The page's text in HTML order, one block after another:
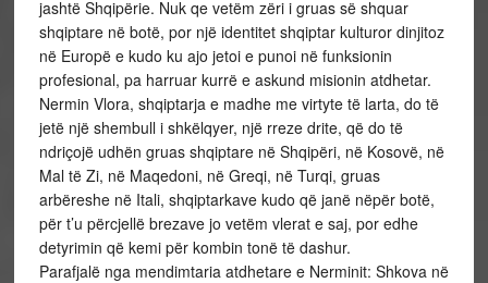
jashtë Shqipërie. Nuk qe vetëm zëri i gruas së shquar
shqiptare në botë, por një identitet shqiptar kulturor dinjitoz
në Europë e kudo ku ajo jetoi e punoi në funksionin
profesional, pa harruar kurrë e askund misionin atdhetar.
Nermin Vlora, shqiptarja e madhe me virtyte të larta, do të
jetë një shembull i shkëlqyer, një rreze drite, që do të
ndriçojë udhën gruas shqiptare në Shqipëri, në Kosovë, në
Mal të Zi, në Maqedoni, në Greqi, në Turqi, gruas
arbëreshe në Itali, shqiptarkave kudo që janë nëpër botë,
për t’u përcjellë brezave jo vetëm vlerat e saj, por edhe
detyrimin që kemi për kombin tonë të dashur.
Parafjalë nga mendimtaria atdhetare e Nerminit: Shkova në Itali dhe unë. Refugjat si shumë e shumë shqiptarë. Domethënë njeri ilegal, me numër, pa emër (i palegalizuar). Shumë shpejt u rrita në përgjegjësi…U bëra emigrant! Njeri me emër. Legal. Punoja. Mirë. Në L’Aquila (capoluogo di Abruzzo). Jeruzalemi i Italisë (Në një trajtë tjetër). Si Qytet i Tërmetit, u njoh pas gjëmës së 6 prillit 1999 . Me punë e mirësjellje, krijova respekt. Dhashë e mora mirësi. Doke. Traditë. Me sjellje qytetare. Si njerëzit. (Ndoshta po hiqja sadopak, aq sa mundesha e sa më takonte imazhin e “bishtit pas” që na kishin vënë ca nga të huajt dikur dhe, për dreq, ca nga tanët u dolën në shteg, duke i bërë iso këtij avazi të lodhur). Me Nerminin flisja shpesh, por rrallë shkoja në Romë. Kur shkova për herë të parë në apartamentin e tyre, në periferitë e qeta, magjike e me katër stinë të gjelbra, në zonën Via Gramsci, Villa Borghese, Nr.7 – jam mrekulluar dhe kam përjetuar një ndjenjë krenarie të shkallës sipërore. Jo vetëm nga mikpritja e nderimi që më bënë, sikur unë, një copë shkëmb ende i palatuar mirë e zbritur nga malet e Tërbaçit, të isha djali i tyre apo një mik i madh; jo vetëm nga biblioteka e madhe, me libra të vjetër, të rinj, të rrallë, enciklopedi, antikuarë, në gjuhën shqipe, në shumë gjuhë të botës; jo vetëm se Nermini fliste shkëlqyeshëm një gjuhë të kulluar shqipe, që vetë Naim Frashëri do ta kishte si modelin më të pastër të bukurzanimit (të shqiptimit, të tingëllimit) të shqipes; jo vetëm se Renco (i shoqi, Renzo) e kuptonte gjuhën shqipe shumë, shumë mirë dhe e fliste shqipen mirë, jo keq duke qeshur me dëlirësi; por për ç’ka do t’ju rrëfej: Sallonin e pritjes e kishin në formë drejtkëndëshi, aty te nëntëdhjetë, njëqind metër katrorë. Një parantezë. Unë, në shtëpinë time, mbaj varur në mur fotografinë e prindërive, kur kanë qenë të rinj. Fotografitë e tjera të familjarëve, të të afërmve i mbaj në album. Edhe fotografinë e vjehrrit në album e mbaj. Nuk e di si veproni ju. Kthehemi në Romë. Te Renzo. Te Nermini. Sa u futa brenda, shkëlqente salloni i bardhë e i gjatë nga harmonia e kontrasteve të gjetura. Po më shumë shkëlqente shpirti tyre. Më shkuan sytë në fund të sallonit. Përtej. Në ballë. Majtas sipër portreti i Gjergj Kastriot -Skënderbeut. Djathtas sipër portreti i Ismail Qemalit. Piktura të mëdha. Unë përjetova emocione të fuqishme krenarie, por edhe psikologjia ime (provincialitet shqiptaresk?!) s’më linte rehat. Më ngacmonte. Më gërvishte. Mirë kjo, se është Mbesa Jonë, po ky, i zoti i shtëpisë është italian. Dhe jo dosido. Elitë. Në kupolë të saj. Ambasador i përjetshëm i Italisë. Dhëndërr është tek ne ai…E kështu…Por, pa më lënë të “fillozofoja” gjatë, vetë Renzo, me atë të qeshurën e tij si të perëndishme më ftoi të uleshim. “Do të qeras sipas traditës tuaj, – më tha – që tani është dhe imja. Me raki Skrapari. Gëzuar!’. Tjetër suprizë e lezetshme kjo. Dhe, sikur të qe futur në trurin tim të vogël, me një zë të ngadaltë, gurgullues e me kumbim të ëmbël, nisi bisedën: “Njerëz si Ismail Qemali janë largpamës, janë pararendës të kohës: këtë e dëshmon veprimtaria e jetës së tij. Këtë e materializon plotësisht edhe peneli i kunatës sime, piktores Vera Blloshmi. Apo jo?! Shikoji me qetësi”… Portretet ishin të dallueshme që larg, deri në detaje. (Nuk i mbaj mend përmasat). Krijuar nga dashuria dhe talenti i rrallë i zonjës fisnike Vera Blloshmi Mellet, piktore shqiptare me banim në Londër (kushërira e parë e Nerminit). Më thotë Nermini, me atë zërin e ngrohtë, të kthjellët e melodioz, me një gjuhë çiltërsisht metaforike, që rridhte natyrshëm: “Vera jonë sot pushon në Kopshtin e bukur të Kujtimeve, por veprat e saj madhështore stolisin kontinentet e ndryshme. Ja shikoji vetë këto dy portrete vigane: Veshja dhe sytë e flaktë të Skënderbeut dëshmojnë heroin fitues të përhershëm me mjete të armatosur. Sytë e portretit të Ismail Qemalit kanë një veçanti të shënuar, me dukuri pa zbrazëti morale e shpirtërore, ku burimi i pashtershëm i dashurisë për Atdhe, bëjnë në këtë drejtim përçapjen kryesore të qëllimeve të jetës së tij. Jetë, ku pasqyrohet ideali i ndërgjegjshëm se pavarësia politike nuk mund të ketë jetë të gjatë, nëse nuk farkëtohet edhe autonomia ekonomike”…Më ka bërë shumë përshtypje Renzo Falaschi mbetet një rast unikal. Ai e donte shumë Nerminin. Qe e bukur nga fiziku. Nga shpirti. Nga mendimi. E nderonte shumë Ismail Qemalin, jo thjeshtë se qe gjyshi gruas së tij të dashur, por sepse plotësonte profilin e vizionarit të kohës. E vlerësonte shumë Shqipërinë, jo thjeshtë se qe vendlindja e gruas së tij të dashur, por sepse i çmonte virtytet fisnikërisht të larta dhe se në vendin e shqipeve ai gjente djepin e gjuhëve. Bëmë shumë fotografi. Me Nerminin vetëm. Me Renzon vetëm. Me të dy, si me dy urata dritërimi. Shumë nga ato fotografi (sidomos pas djegies aksidentale me gaz në apartamentin e saj) ikën bashkë me të. Kam qenë disa herë në apartamentin e tyre, sa kohë punova në Itali. Ajo banesë u bë strehëz aq e ngrohtë për atdhetarët shqiptarë, për shqiptarët emigrantë dhe refugjatë (ende të palegalizuar në ato vite) që punonin me djersën e ballit, mendonin e vepronin dhe për Shqipërinë. Ajo sakrifikoi pasurinë e saj dhe të Renzos për Akademinë “Iliria”, për çështjen shqiptare, për albanologjinë, për historinë dhe qytetërimin shqiptar. Por, ajo mori me vete xhevahiret e shpirtit, vlera të pamohueshme dhe të gjithmonshme. Iku ajo. U mbyll Dera e Madhe. Eh!… Më dha libra boll. Ndër to një revistë “Koha e jonë = Notre temps”, organi Bashkimit demokrat Shqiptar, botuar në Francë nën drejtimin e Lec Shllakut, e përkohshme Politike – Kulturore – Shoqënore, Nr.10-11-11, vjeti XXXI, Tetor – Nandor – Dhetor 1992. Me ISSN. Nermini kishte botuar shkrimin (kryeartikull): “Ismail Qemal Vlora, gjysh i gjith Shqiptarve”. E nis shkrimin si një romantike e zjarrtë, por me logjikën krahasimtare të kohës për vlerësimin e Veprës: “Ismail Qemali, Plaku i Vlorës, por edhe djaloshi i përhershëm i gjith Shqiptarve, pa dallim feje, krahine ose nënshtetësie. Atij i kishte thën gjaku: “Shko mor shpirt shko, se kam nevoj për të rinj të çdo moshe”! Prandaj, me plot të drejt mund të themi se Ai, me të vërtetë ishte “Plaku i Vlorës”, por me iderat e tija largpamëse mund të konsiderohet si njeri i ndriçuar i ditëve tona, ku merita e vërtetë e fitores qëndron në aftësinë e bindjes, në hollësirat e diplomacisë, jo në ndeshjen e fuqive t’armatosura. Ismail Qemali ishte njeri tepër i butë, tepër intelektual, për t’i zgjedhur çeshtjet me ndihmën e armëve: Ai kishte arritur t’i hapi Portat e Shteteve Kryesore t’Evropës me sjelljen, e kulturën dhe me diplomacinë e tij të stërholltë e largpamse”. Në fund të atij kryeartikulli (jo vetëm se është vendosur në faqen e fillimit të revistës), Motra e Madhe na jep një këshillë të dobishme atdhetare me urëtsinë karakteristike të shkrimtarisë së dalluar që përtej: “…Ismail Qemali na dhuroi nji “ATDHE”. Por neve, deri më sot, nuk e kemi kuptuar vlerën e kësaj dhurate. Ne kemi bërë gabime të shumta. Le të fillojm ta kuptojm tani,…, meqë ai që pranon gabimin e vet, do të thot se ka filluar të qortohet. Kështu do t’a nderojmë Gjyshin tonë të përbashkët, Ismail Qemalin dhe gjith bashkpuntorët e tij. Kështu do ta sjellim në gjirin amtarë Kosovën kreshnike dhe Çamërinë e shpartalluar…”. (Shih: “Koha e jonë = Notre temps”, vep. e cit., f. 3 – 6). Në Bibliotekën Kombëtare të Shqipërisë janë 31 regjistrime bibliografike ku përmendet emri i Nerminit (jo vetëm si autore, por edhe si redaktore etj., apo që është shkruar për të nga të tjerët). Më shqetëson një fakt. Mungojnë librat kryesorë të Nermin Vlora Falaschit në fondin e Bibliotekës më të rëndësishme të Shqipërisë. Vërtetë që ajo shumë botime i realizoi në Romë. Por ka botuar dhe në Prishtinë. Dhe në Shkup. Po në Tiranë? Pse jo?! Pará! Para!… Po ngjet si me Çomorën. E me të tjerët…Megjithatë, duhet gjetur një mekanizëm që gjithë titujt libra të botuar nga pena e Nermin Vlorës të sigurohen për pasurimin e fondit të Bibliotekës Kombëtare. Në bibliotekën personale kam opusin e veprave të humanistes shqiptare. Kam edhe mungesa. Një libër madhor i Nermin Vlora Falaschit është ai me titull “L’etrusco lingua viva” në serinë “Antiche civiltà mediterranee – II”, Bardi Editore, Roma, 1989, një monografi shkencore në me 187 faqe tekst, figura me ngjyra, grafika, shënja, alfabete, me modele në tre gjuhë italisht, anglisht dhe në frëngjisht. Përkthimin në anglisht e ka realizuar me mjeshtëri dhe aftësi Renzo Falaschi. Me një bibliografi të pasur nga studiuesit më të njohur të botës si dhe ata shqiptarë në fushat e arkeologjisë, të gjuhësisë, letërsisë, të historisë dhe të kulturës. Në kohën kur lexon librin “L’etrusco lingua viva” (“Gjuha etruske – gjuhë e gjallë”, shën. im: A.H), të bien në sy edhe pika të tjera takimi në elementet gramatikorë midis shqipes dhe etruskishtes, sidomos disa prej tyre që shqipja i ka deri diku të dallueshme nga gjuhët indoevropiane. Gjithashtu vërehet përqasje kulturore dhe afri e përbashkime antropologjike (mesdhetarë jemi), sikurse, natyrshëm, duken dhe distancat apo përveçimet antropologjike (lokalitetet e banimit), që, në fakt, vetëm një studiues i hollë i fushës mund t’i vërejë. Një libër tjetër me studime të thelluara me firmën e Nermin Vlora Falaschit është monografia “Lashtësia e gjuhës shqipe sipas dokumenteve epigrafike nga Egjeu deri në Atlantik” në serinë “Qytetërime të lashta mesdhetare – III”, Bardi Editore, Roma, 1991, me 149 faqe, vetëm në gjuhën shqipe. Në këtë lbër janë përfshirë dhe përmbledhja e transmentimeve të programit kulturor të Radio Vatikanit. Autorja ka bërë kushtim në fillim të librit: ky libër ësht uratë për bashkimin e gjithë etnive Shqiptare në vatrën e madhe evropiane”. Në librin “Shqipja çelësi i gjuhëve”, në serinë “Qytetërime të lashta mesdhetare – IV” ajo mëshon mbi metodën e karbonit C14 dhe e vështron lashtësinë e gjuhës shqipe duke krahasuar fjalët me rrënjë pellazgo – ilire (gjurmë të gjuhës të shkruar